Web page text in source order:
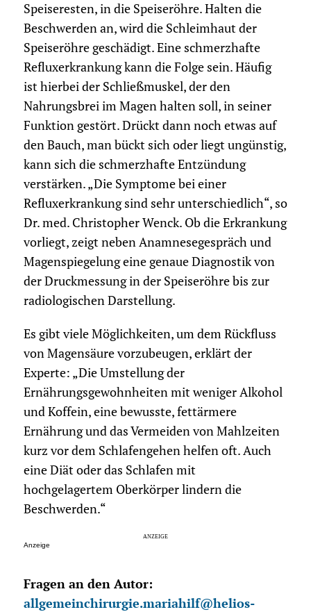
Speiseresten, in die Speiseröhre. Halten die
Beschwerden an, wird die Schleimhaut der
Speiseröhre geschädigt. Eine schmerzhafte
Refluxerkrankung kann die Folge sein. Häufig
ist hierbei der Schließmuskel, der den
Nahrungsbrei im Magen halten soll, in seiner
Funktion gestört. Drückt dann noch etwas auf
den Bauch, man bückt sich oder liegt ungünstig,
kann sich die schmerzhafte Entzündung
verstärken. „Die Symptome bei einer
Refluxerkrankung sind sehr unterschiedlich“, so
Dr. med. Christopher Wenck. Ob die Erkrankung
vorliegt, zeigt neben Anamnesegespräch und
Magenspiegelung eine genaue Diagnostik von
der Druckmessung in der Speiseröhre bis zur
radiologischen Darstellung.
Es gibt viele Möglichkeiten, um dem Rückfluss
von Magensäure vorzubeugen, erklärt der
Experte: „Die Umstellung der
Ernährungsgewohnheiten mit weniger Alkohol
und Koffein, eine bewusste, fettärmere
Ernährung und das Vermeiden von Mahlzeiten
kurz vor dem Schlafengehen helfen oft. Auch
eine Diät oder das Schlafen mit
hochgelagertem Oberkörper lindern die
Beschwerden.“
Anzeige
Fragen an den Autor:
allgemeinchirurgie.mariahilf@helios-